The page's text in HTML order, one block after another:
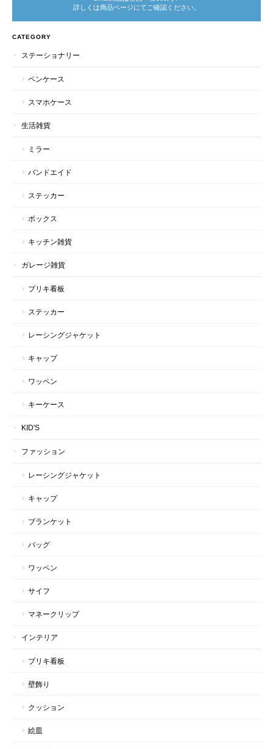
詳しくは商品ページにてご確認ください。
CATEGORY
ステーショナリー
ペンケース
スマホケース
生活雑貨
ミラー
バンドエイド
ステッカー
ボックス
キッチン雑貨
ガレージ雑貨
ブリキ看板
ステッカー
レーシングジャケット
キャップ
ワッペン
キーケース
KID'S
ファッション
レーシングジャケット
キャップ
ブランケット
バッグ
ワッペン
サイフ
マネークリップ
インテリア
ブリキ看板
壁飾り
クッション
絵皿